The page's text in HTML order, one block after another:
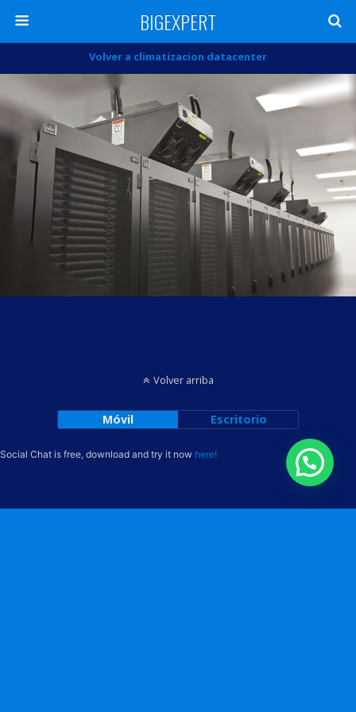
BIGEXPERT
Volver a climatizacion datacenter
Volver arriba
Móvil Escritorio
Social Chat is free, download and try it now here!